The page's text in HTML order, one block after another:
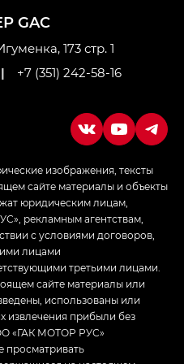
PREMIUM, ЛАУНЖ —
в комплектации
GAC
173 стр. 1
| +7 (351) 242-58-16
изображения, тексты
сайте материалы и объекты
юридическим лицам,
рекламным агентствам,
с условиями договоров,
лицами
третьими лицами.
сайте материалы или
использованы или
извлечения прибыли без
«ГАК МОТОР РУС»
просматривать